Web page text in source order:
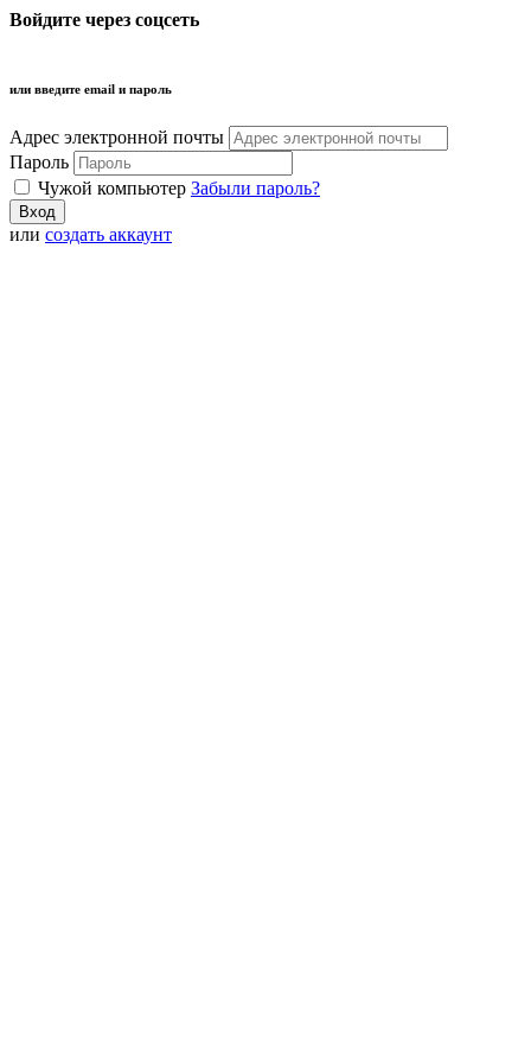
Войдите через соцсеть
или введите email и пароль
Адрес электронной почты
Пароль
Чужой компьютер Забыли пароль?
или создать аккаунт